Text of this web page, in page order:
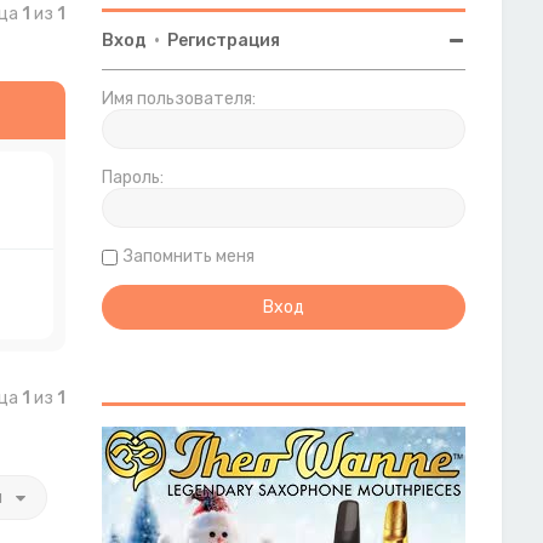
1 из 1
1 из 1
Вход • Регистрация
Имя пользователя:
Пароль:
Запомнить меня